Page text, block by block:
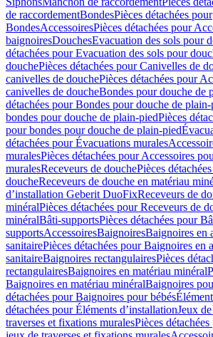
de raccordementBondesPièces détachées pour
BondesAccessoiresPièces détachées pour
baignoiresDouchesEvacuation des sols pour
détachées pour Evacuation des sols pour
douchePièces détachées pour Canivelles de
canivelles de douchePièces détachées pour
canivelles de doucheBondes pour douche de
détachées pour Bondes pour douche de plain-
bondes pour douche de plain-piedPièces
pour bondes pour douche de plain-pied
détachées pour Évacuations murales
muralesPièces détachées pour Accessoires
muralesReceveurs de douchePièces
doucheReceveurs de douche en matériau
d’installation Geberit DuoFixReceveurs de
minéralPièces détachées pour Receveurs de
minéralBâti-supportsPièces détachées pour
supportsAccessoiresBaignoiresBaignoires en
sanitairePièces détachées pour Baignoires en
sanitaireBaignoires rectangulairesPièces
rectangulairesBaignoires en matériau minéral
Baignoires en matériau minéralBaignoires
détachées pour Baignoires pour bébés
détachées pour Éléments d’installationJeux
traverses et fixations muralesPièces